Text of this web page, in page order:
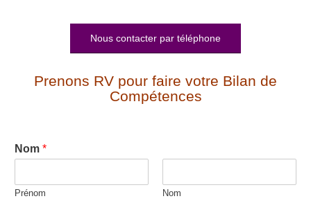
Nous contacter par téléphone
Prenons RV pour faire votre Bilan de
Compétences
Nom *
Prénom Nom